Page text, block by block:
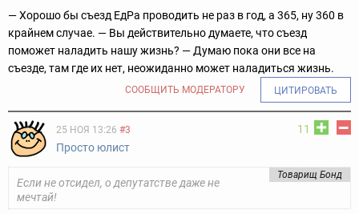
— Хорошо бы съезд ЕдРа проводить не раз в год, а 365, ну 360 в
крайнем случае. — Вы действительно думаете, что съезд
поможет наладить нашу жизнь? — Думаю пока они все на
съезде, там где их нет, неожиданно может наладиться жизнь.
СООБЩИТЬ МОДЕРАТОРУ ЦИТИРОВАТЬ
11
25 НОЯ 13:26 #3
Просто юлист
Товарищ Бонд
Если не отсидел, о депутатстве даже не
мечтай!